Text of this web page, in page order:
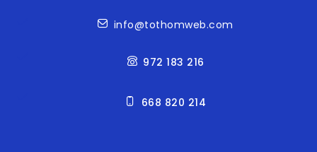
info@tothomweb.com
972 183 216
668 820 214